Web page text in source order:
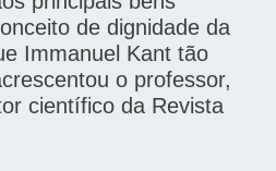
de dignidade da
Immanuel Kant tão
o professor,
científico da Revista